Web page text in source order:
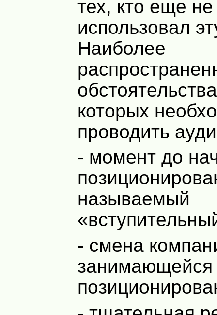
тех, кто еще не
использовал
Наиболее
которых
проводить
- момент до
называемый
- смена
занимающейся